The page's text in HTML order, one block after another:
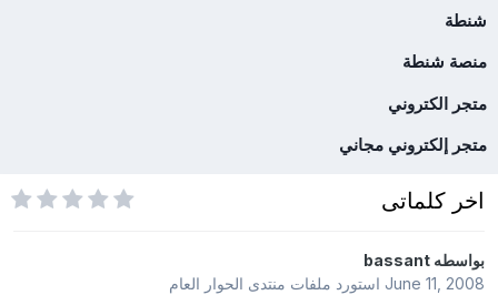
شنطة
منصة شنطة
متجر الكتروني
متجر إلكتروني مجاني
اخر كلماتى
بواسطهbassant
June 11, 2008استورد ملفات منتدى الحوار العام